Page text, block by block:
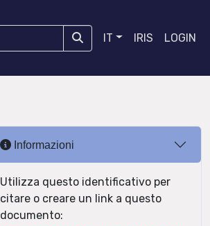
IT IRIS LOGIN
Informazioni
Utilizza questo identificativo per
citare o creare un link a questo
documento: